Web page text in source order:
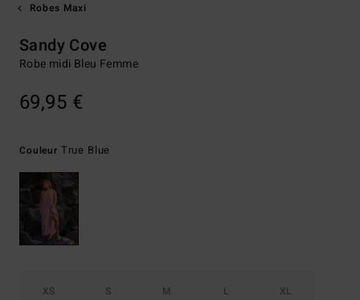
Robes Maxi
Sandy Cove
Robe midi Bleu Femme
69,95 €
Couleur True Blue
XS S M L XL